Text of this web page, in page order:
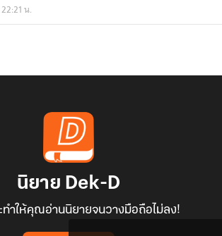
น.
นิยาย Dek-D
ำให้คุณอ่านนิยายจนวางมือถือไม่ลง!